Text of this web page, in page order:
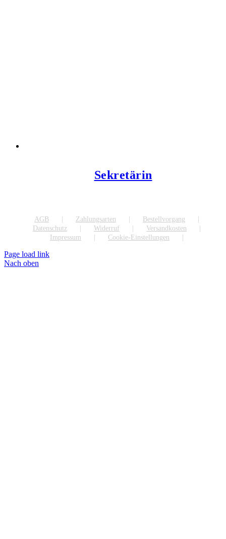
Sekretärin
AGB Zahlungsarten
Bestellvorgang
Datenschutz
Widerruf
Versandkosten
Impressum
Cookie-Einstellungen
Page load link
Nach oben